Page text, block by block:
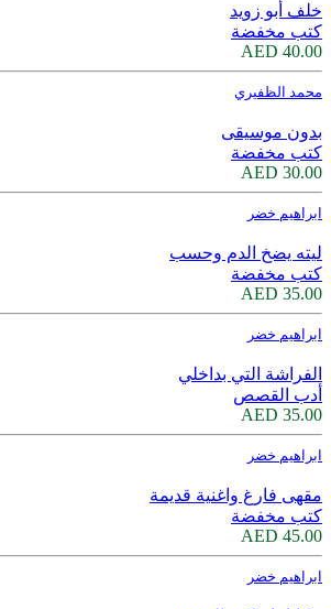
خلف أبو زويد
كتب مخفضة
40.00 AED
محمد الظفيري
بدون موسيقى
كتب مخفضة
30.00 AED
ابراهيم خضر
ليته يضخ الدم وحسب
كتب مخفضة
35.00 AED
ابراهيم خضر
الفراشة التي بداخلي
أدب القصص
35.00 AED
ابراهيم خضر
مقهى فارغ واغنية قديمة
كتب مخفضة
45.00 AED
ابراهيم خضر